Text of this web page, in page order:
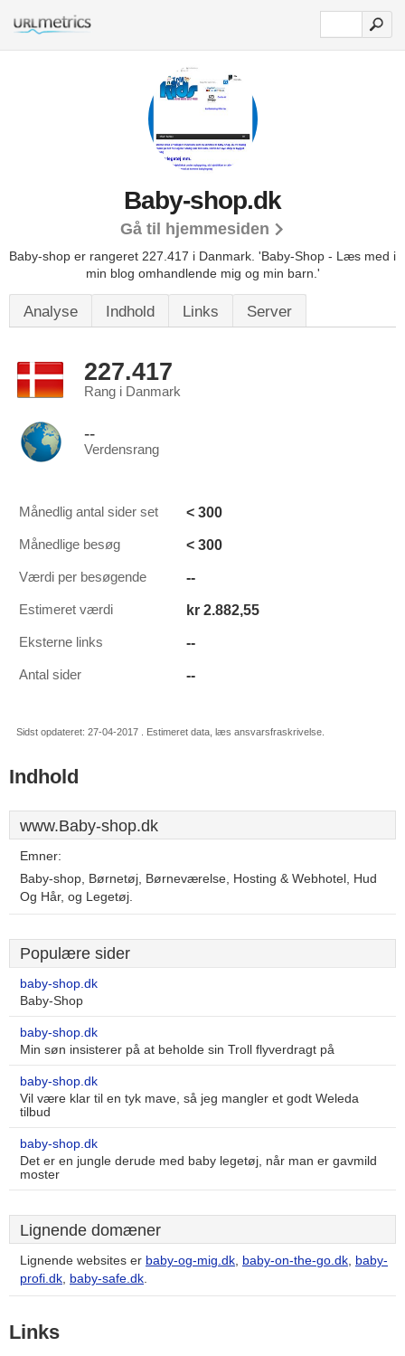
Baby-shop.dk
Gå til hjemmesiden
Baby-shop er rangeret 227.417 i Danmark. 'Baby-Shop - Læs med i
min blog omhandlende mig og min barn.'
Analyse Indhold Links Server
227.417
Rang i Danmark
--
Verdensrang
Månedlig antal sider set < 300
Månedlige besøg < 300
Værdi per besøgende --
Estimeret værdi kr 2.882,55
Eksterne links --
Antal sider --
Sidst opdateret: 27-04-2017 . Estimeret data, læs ansvarsfraskrivelse.
Indhold
www.Baby-shop.dk
Emner:
Baby-shop, Børnetøj, Børneværelse, Hosting & Webhotel, Hud
Og Hår, og Legetøj.
Populære sider
baby-shop.dk
Baby-Shop
baby-shop.dk
Min søn insisterer på at beholde sin Troll flyverdragt på
baby-shop.dk
Vil være klar til en tyk mave, så jeg mangler et godt Weleda
tilbud
baby-shop.dk
Det er en jungle derude med baby legetøj, når man er gavmild
moster
Lignende domæner
Lignende websites er baby-og-mig.dk, baby-on-the-go.dk, baby-
profi.dk, baby-safe.dk.
Links